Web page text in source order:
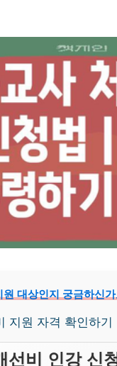
원 대상인지 궁금하신
지원 자격 확인하기
선비 인강 신